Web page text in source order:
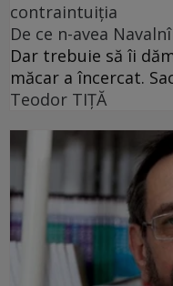
contraintuiția
De ce n-avea
Dar trebuie să îi
măcar a încercat.
Teodor TIŢĂ